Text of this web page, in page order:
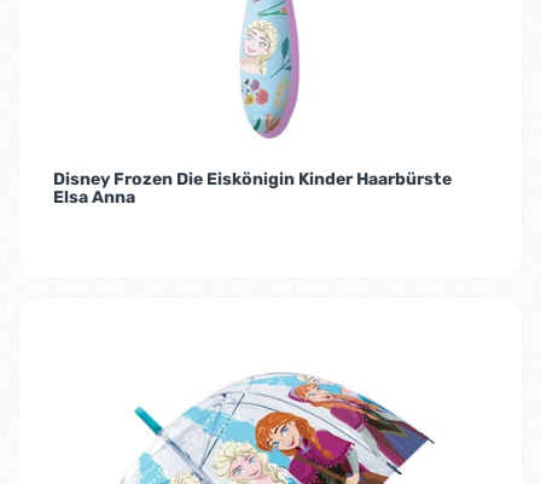
Disney Frozen Die Eiskönigin Kinder Haarbürste
Elsa Anna